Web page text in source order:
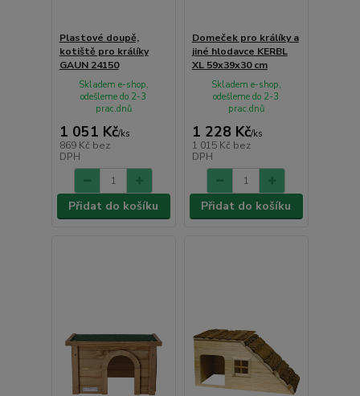
Plastové doupě,
kotiště pro králíky
GAUN 24150
1 051 Kč/ks
869 Kč bez
DPH
Skladem e-shop,
odešleme do 2-3
prac.dnů
Přidat do košíku
Domeček pro králíky a
jiné hlodavce KERBL
XL 59x39x30 cm
1 228 Kč/ks
1 015 Kč bez
DPH
Skladem e-shop,
odešleme do 2-3
prac.dnů
Přidat do košíku